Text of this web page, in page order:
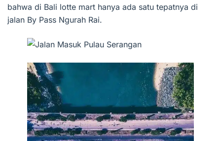
bahwa di Bali lotte mart hanya ada satu tepatnya di
jalan By Pass Ngurah Rai.